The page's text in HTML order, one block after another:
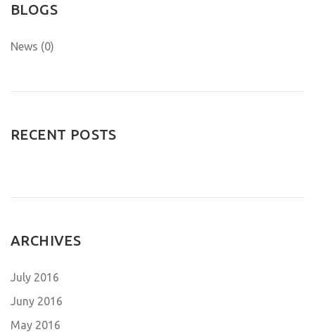
BLOGS
News (0)
RECENT POSTS
ARCHIVES
July 2016
Juny 2016
May 2016